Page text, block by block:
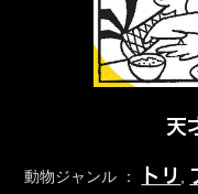
天
動物ジャンル ： トリ